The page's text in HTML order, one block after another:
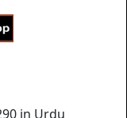
in Urdu